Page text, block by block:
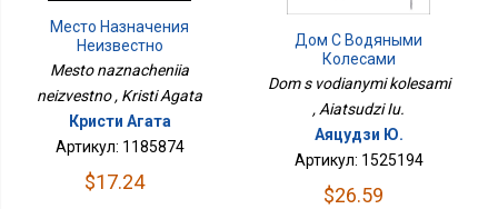
Место Назначения
Неизвестно
Mesto naznacheniia
neizvestno , Kristi Agata
Кристи Агата
Артикул: 1185874
$17.24
Дом С Водяными
Колесами
Dom s vodianymi kolesami
, Aiatsudzi Iu.
Аяцудзи Ю.
Артикул: 1525194
$26.59